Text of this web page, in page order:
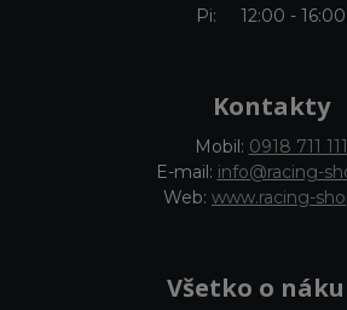
Pi: 12:00 - 16:00
Kontakty
Mobil: 0918 711 111
E-mail: info@racing-
Web: www.racing-
Všetko o